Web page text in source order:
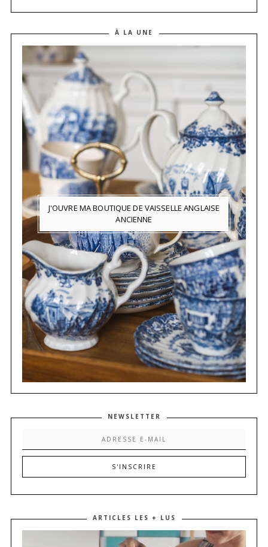
À LA UNE
J'OUVRE MA BOUTIQUE DE VAISSELLE ANGLAISE
ANCIENNE
NEWSLETTER
ARTICLES LES + LUS